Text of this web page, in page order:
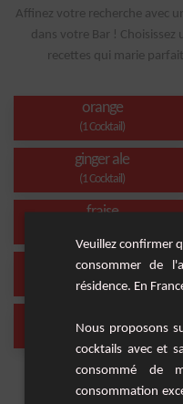
Affinez votre recherche avec
dans votre Bar !
recettes qui marie
orange
(1 Cocktail)
ginger ale
(1 Cocktail)
fraise
eau
(1 Cocktail)
(1 Cocktail)
Veuillez confirmer
consommer de
résidence. En
Nous proposons
cocktails avec et
consommé de
consommation